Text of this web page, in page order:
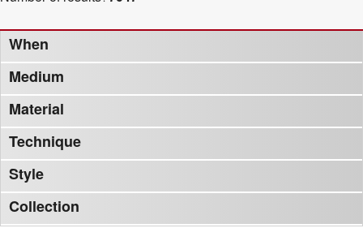
When
Medium
Material
Technique
Style
Collection